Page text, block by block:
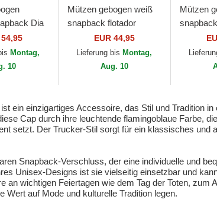
Dia
Los
Farm
54,95
Montag,
10
Mützen gebogen weiß
snapback flotador
Floater The Farm
Goorin Bros.
EUR 44,95
Lieferung bis Montag,
Aug. 10
Mützen
The
ein einzigartiges Accessoire, das Stil und Tradition
Cap durch ihre leuchtende flamingoblaue Farbe,
setzt. Der Trucker-Stil sorgt für ein klassisches und
Snapback-Verschluss, der eine individuelle und
Unisex-Designs ist sie vielseitig einsetzbar und
wichtigen Feiertagen wie dem Tag der Toten, zum
auf Mode und kulturelle Tradition legen.